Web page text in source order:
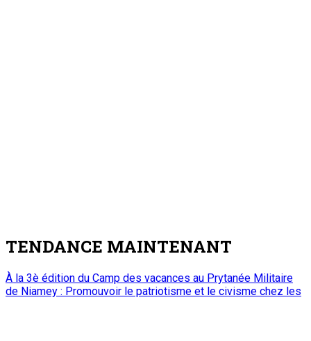
TENDANCE MAINTENANT
À la 3è édition du Camp des vacances au Prytanée Militaire
de Niamey : Promouvoir le patriotisme et le civisme chez les